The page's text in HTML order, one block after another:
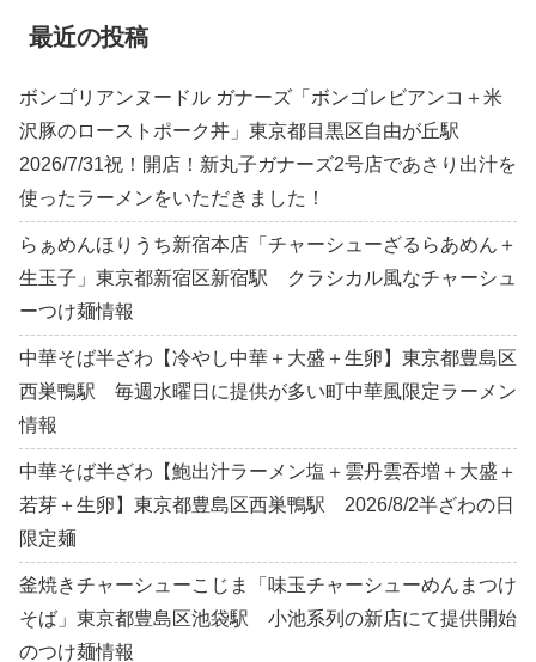
最近の投稿
ボンゴリアンヌードル ガナーズ「ボンゴレビアンコ＋米
沢豚のローストポーク丼」東京都目黒区自由が丘駅
2026/7/31祝！開店！新丸子ガナーズ2号店であさり出汁を
使ったラーメンをいただきました！
らぁめんほりうち新宿本店「チャーシューざるらあめん＋
生玉子」東京都新宿区新宿駅 クラシカル風なチャーシュ
ーつけ麺情報
中華そば半ざわ【冷やし中華＋大盛＋生卵】東京都豊島区
西巣鴨駅 毎週水曜日に提供が多い町中華風限定ラーメン
情報
中華そば半ざわ【鮑出汁ラーメン塩＋雲丹雲吞増＋大盛＋
若芽＋生卵】東京都豊島区西巣鴨駅 2026/8/2半ざわの日
限定麺
釜焼きチャーシューこじま「味玉チャーシューめんまつけ
そば」東京都豊島区池袋駅 小池系列の新店にて提供開始
のつけ麺情報